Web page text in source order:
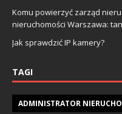
Komu powierzyć zarząd
nieruchomości Warszawa:
Jak sprawdzić IP kamery?
TAGI
ADMINISTRATOR